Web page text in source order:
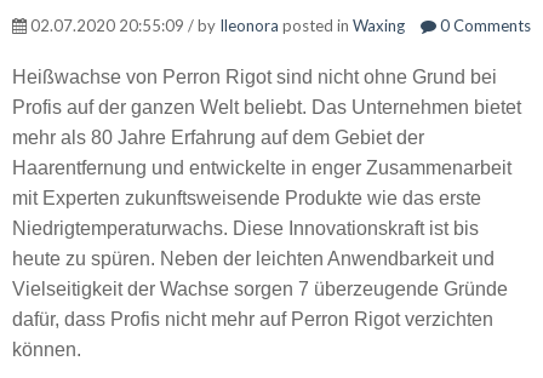
02.07.2020 20:55:09 / by Ileonora posted in Waxing 0 Comments
Heißwachse von Perron Rigot sind nicht ohne Grund bei
Profis auf der ganzen Welt beliebt. Das Unternehmen bietet
mehr als 80 Jahre Erfahrung auf dem Gebiet der
Haarentfernung und entwickelte in enger Zusammenarbeit
mit Experten zukunftsweisende Produkte wie das erste
Niedrigtemperaturwachs. Diese Innovationskraft ist bis
heute zu spüren. Neben der leichten Anwendbarkeit und
Vielseitigkeit der Wachse sorgen 7 überzeugende Gründe
dafür, dass Profis nicht mehr auf Perron Rigot verzichten
können.